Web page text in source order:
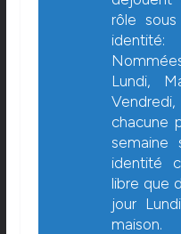
rôle
Lundi,
chacune
semaine
identité
libre que
jour
maison.